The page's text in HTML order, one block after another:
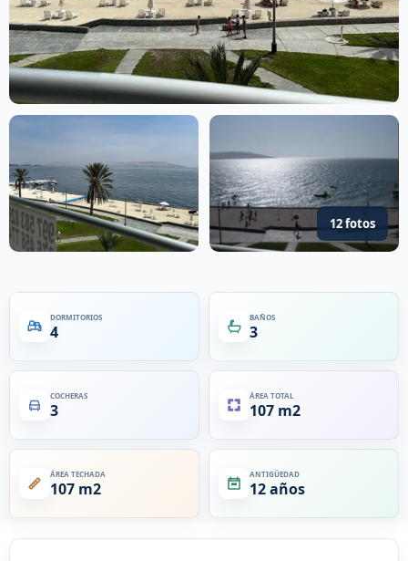
12 fotos
DORMITORIOS
4
BAÑOS
3
COCHERAS
3
ÁREA TOTAL
107 m2
ÁREA TECHADA
107 m2
ANTIGÜEDAD
12 años